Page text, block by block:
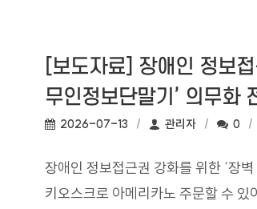
[보도자료] 장애인 정보
무인정보단말기’ 의무화
작성일:
2026-07-13 작성자:
관리자 댓글
0
장애인 정보접근권 강화를 위한 ‘장
키오스크로 아메리카노 주문할 수